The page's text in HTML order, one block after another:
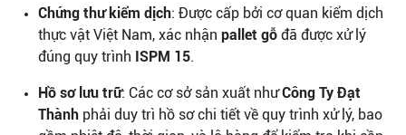
Chứng thư kiểm dịch: Được cấp bởi cơ quan kiểm dịch
thực vật Việt Nam, xác nhận pallet gỗ đã được xử lý
đúng quy trình ISPM 15.
Hồ sơ lưu trữ: Các cơ sở sản xuất nhưCông Ty Đạt
Thành phải duy trì hồ sơ chi tiết về quy trình xử lý, bao